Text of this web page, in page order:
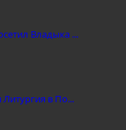
Владыка ...
Литургия в По...